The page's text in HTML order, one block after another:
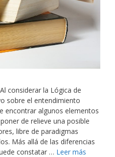
considerar la Lógica de
sobre el entendimiento
encontrar algunos elementos
de relieve una posible
libre de paradigmas
Más allá de las diferencias
constatar … Leer más